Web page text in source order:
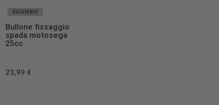
RICAMBIO
Bullone fissaggio
spada motosega
25cc
23,99 €